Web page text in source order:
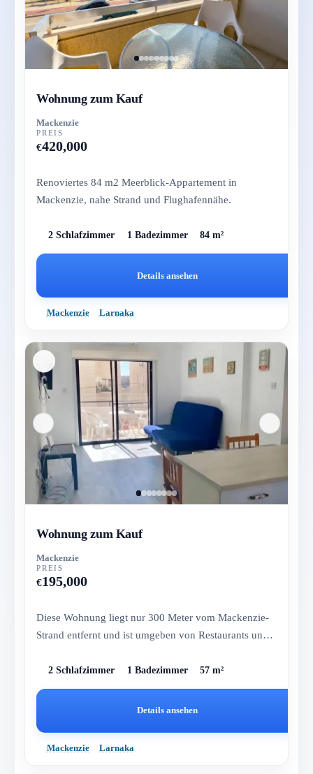
Wohnung zum Kauf
Mackenzie
PREIS
€420,000
Renoviertes 84 m2 Meerblick-Appartement in
Mackenzie, nahe Strand und Flughafennähe.
2 Schlafzimmer 1 Badezimmer 84 m²
Details ansehen
Mackenzie Larnaka
Wohnung zum Kauf
Mackenzie
PREIS
€195,000
Diese Wohnung liegt nur 300 Meter vom Mackenzie-
Strand entfernt und ist umgeben von Restaurants und
2 Schlafzimmer 1 Badezimmer 57 m²
Details ansehen
Mackenzie Larnaka